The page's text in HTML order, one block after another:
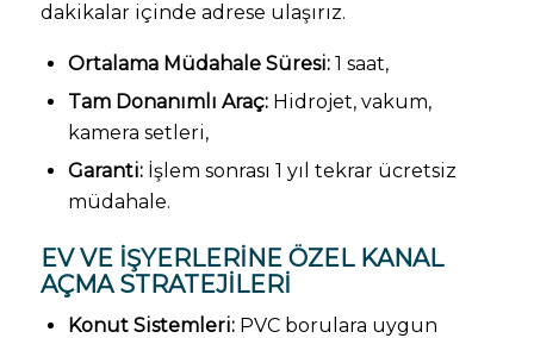
dakikalar içinde adrese ulaşırız.
Ortalama Müdahale Süresi:1 saat,
Tam Donanımlı Araç:Hidrojet, vakum,
kamera setleri,
Garanti:İşlem sonrası 1 yıl tekrar ücretsiz
müdahale.
EV VE İŞYERLERINE ÖZEL KANAL
AÇMA STRATEJILERI
Konut Sistemleri:PVC borulara uygun